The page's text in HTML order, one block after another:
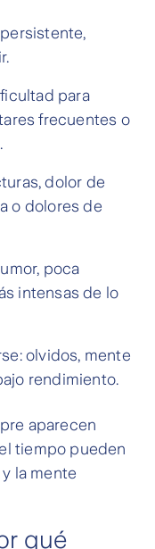
para
frecuentes o
dolor de
o dolores de
poca
intensas de lo
olvidos, mente
rendimiento.
aparecen
tiempo pueden
la mente
qué